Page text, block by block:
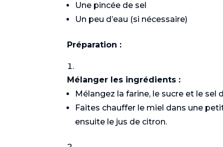
Une pincée de sel
Un peu d’eau (si nécessaire)
Préparation :
Mélanger les ingrédients :
Mélangez la farine, le sucre et le sel
Faites chauffer le miel dans une
ensuite le jus de citron.